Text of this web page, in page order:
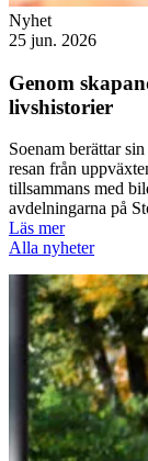
Nyhet
25 jun. 2026
Genom
livshistorier
Soenam berättar
resan från
tillsammans med
avdelningarna på
Läs mer
Alla nyheter